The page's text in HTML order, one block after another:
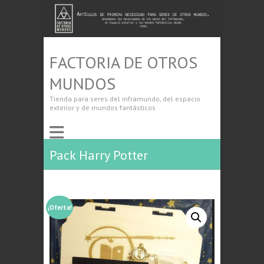
FACTORIA DE OTROS
MUNDOS
Tienda para seres del inframundo, del espacio
exterior y de mundos fantásticos
Pack Harry Potter
¡Oferta!